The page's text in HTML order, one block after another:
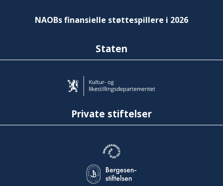
NAOBs finansielle støttespillere i 2026
Staten
Private stiftelser